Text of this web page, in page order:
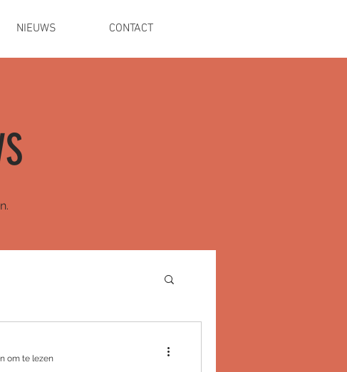
NIEUWS CONTACT
om te lezen